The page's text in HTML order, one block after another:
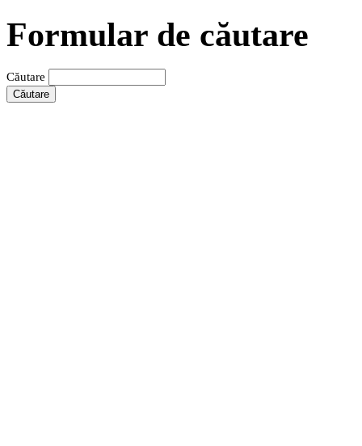
Formular de căutare
Căutare